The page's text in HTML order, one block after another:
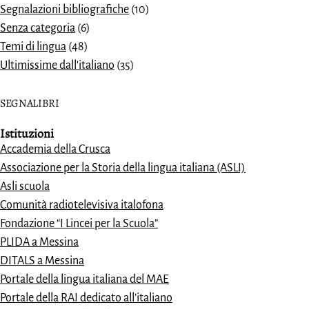
Segnalazioni bibliografiche (10)
Senza categoria (6)
Temi di lingua (48)
Ultimissime dall'italiano (35)
SEGNALIBRI
Istituzioni
Accademia della Crusca
Associazione per la Storia della lingua italiana (ASLI)
Asli scuola
Comunità radiotelevisiva italofona
Fondazione “I Lincei per la Scuola”
PLIDA a Messina
DITALS a Messina
Portale della lingua italiana del MAE
Portale della RAI dedicato all’italiano